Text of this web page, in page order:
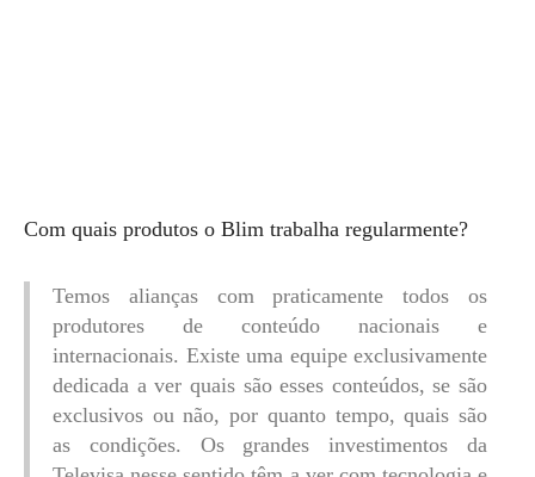
Com quais produtos o Blim trabalha regularmente?
Temos alianças com praticamente todos os
produtores de conteúdo nacionais e
internacionais. Existe uma equipe exclusivamente
dedicada a ver quais são esses conteúdos, se são
exclusivos ou não, por quanto tempo, quais são
as condições. Os grandes investimentos da